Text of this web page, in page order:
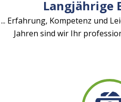
Langjährige
... Erfahrung, Kompetenz und
Jahren sind wir Ihr